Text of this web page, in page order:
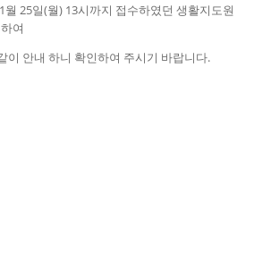
월 25일(월) 13시까지 접수하였던 생활지도원
여
이 안내 하니 확인하여 주시기 바랍니다.